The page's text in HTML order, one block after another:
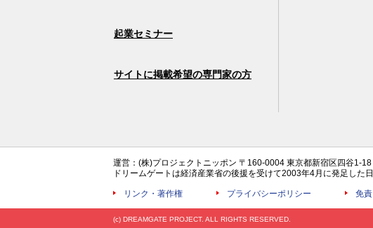
起業セミナー
サイトに掲載希望の専門家の方
運営：(株)プロジェクトニッポン 〒160-0004 東京都新宿区四谷1-
ドリームゲートは経済産業省の後援を受けて2003年4月に発足した
リンク・著作権 プライバシーポリシー 免
(c) DREAMGATE PROJECT. ALL RIGHTS RESERVED.